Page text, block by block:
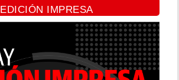
EDICIÓN IMPRESA